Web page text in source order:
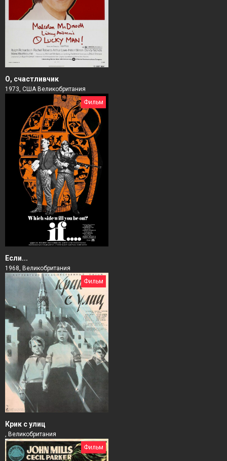
О, счастливчик
1973, США Великобритания
Фильм
Если...
1968, Великобритания
Фильм
Крик с улиц
, Великобритания
Фильм